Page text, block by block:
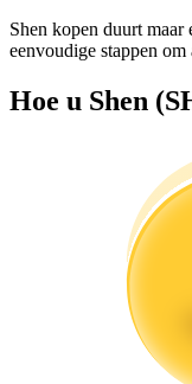
Big data-analyse
Shen kopen duurt maar
eenvoudige stappen om
Hoe u Shen